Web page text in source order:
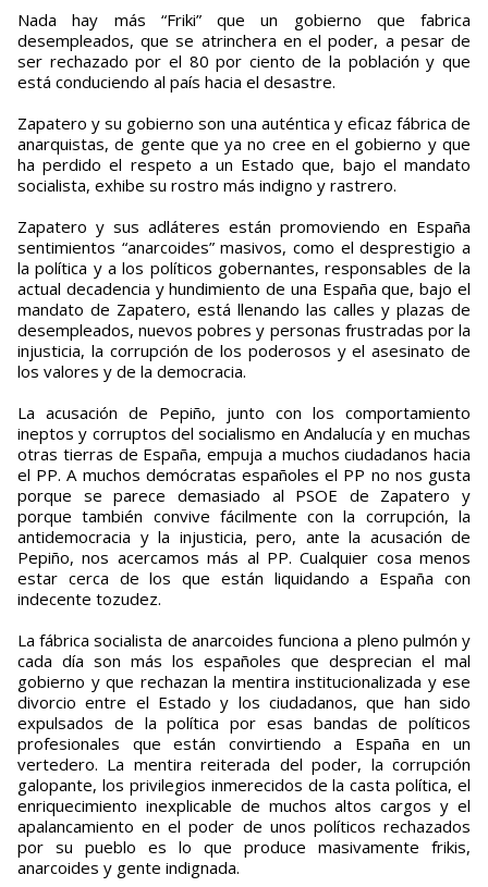
Nada hay más “Friki” que un gobierno que fabrica
desempleados, que se atrinchera en el poder, a pesar de
ser rechazado por el 80 por ciento de la población y que
está conduciendo al país hacia el desastre.
Zapatero y su gobierno son una auténtica y eficaz fábrica de
anarquistas, de gente que ya no cree en el gobierno y que
ha perdido el respeto a un Estado que, bajo el mandato
socialista, exhibe su rostro más indigno y rastrero.
Zapatero y sus adláteres están promoviendo en España
sentimientos “anarcoides” masivos, como el desprestigio a
la política y a los políticos gobernantes, responsables de la
actual decadencia y hundimiento de una España que, bajo el
mandato de Zapatero, está llenando las calles y plazas de
desempleados, nuevos pobres y personas frustradas por la
injusticia, la corrupción de los poderosos y el asesinato de
los valores y de la democracia.
La acusación de Pepiño, junto con los comportamiento
ineptos y corruptos del socialismo en Andalucía y en muchas
otras tierras de España, empuja a muchos ciudadanos hacia
el PP. A muchos demócratas españoles el PP no nos gusta
porque se parece demasiado al PSOE de Zapatero y
porque también convive fácilmente con la corrupción, la
antidemocracia y la injusticia, pero, ante la acusación de
Pepiño, nos acercamos más al PP. Cualquier cosa menos
estar cerca de los que están liquidando a España con
indecente tozudez.
La fábrica socialista de anarcoides funciona a pleno pulmón y
cada día son más los españoles que desprecian el mal
gobierno y que rechazan la mentira institucionalizada y ese
divorcio entre el Estado y los ciudadanos, que han sido
expulsados de la política por esas bandas de políticos
profesionales que están convirtiendo a España en un
vertedero. La mentira reiterada del poder, la corrupción
galopante, los privilegios inmerecidos de la casta política, el
enriquecimiento inexplicable de muchos altos cargos y el
apalancamiento en el poder de unos políticos rechazados
por su pueblo es lo que produce masivamente frikis,
anarcoides y gente indignada.